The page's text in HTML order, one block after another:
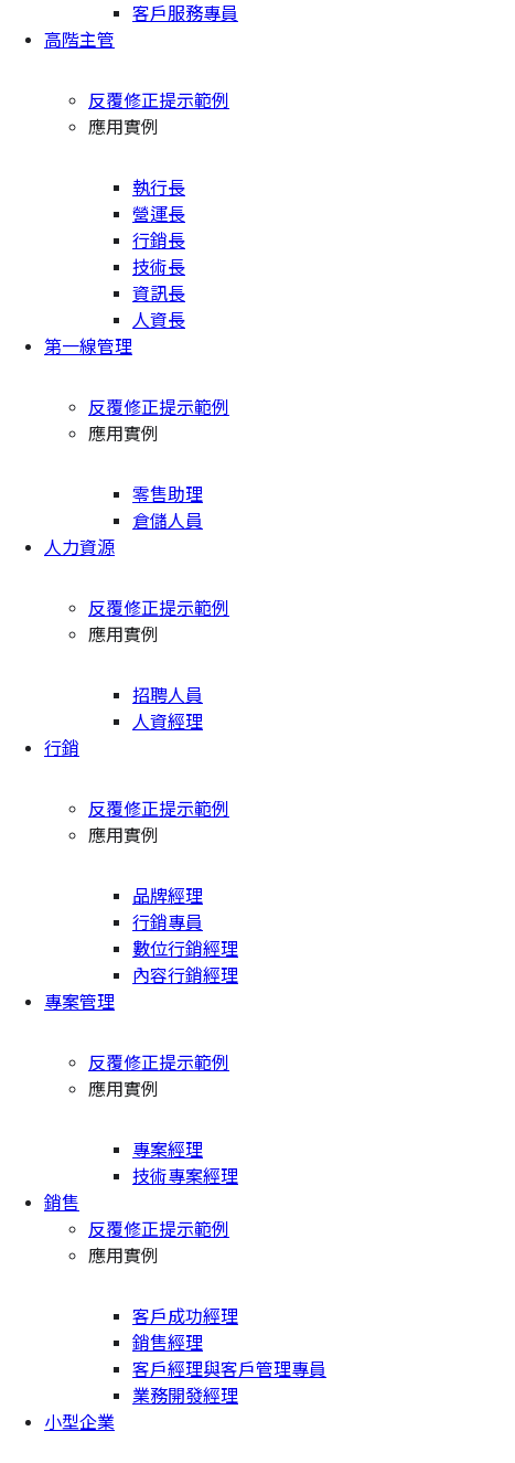
客戶服務專員
高階主管
反覆修正提示範例
應用實例
執行長
營運長
行銷長
技術長
資訊長
人資長
第一線管理
反覆修正提示範例
應用實例
零售助理
倉儲人員
人力資源
反覆修正提示範例
應用實例
招聘人員
人資經理
行銷
反覆修正提示範例
應用實例
品牌經理
行銷專員
數位行銷經理
內容行銷經理
專案管理
反覆修正提示範例
應用實例
專案經理
技術專案經理
銷售
反覆修正提示範例
應用實例
客戶成功經理
銷售經理
客戶經理與客戶管理專員
業務開發經理
小型企業